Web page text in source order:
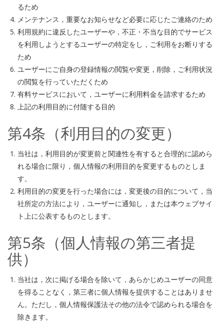
るため
メンテナンス，重要なお知らせなど必要に応じたご連絡のため
利用規約に違反したユーザーや，不正・不当な目的でサービス
を利用しようとするユーザーの特定をし，ご利用をお断りする
ため
ユーザーにご自身の登録情報の閲覧や変更，削除，ご利用状況
の閲覧を行っていただくため
有料サービスにおいて，ユーザーに利用料金を請求するため
上記の利用目的に付随する目的
第4条（利用目的の変更）
当社は，利用目的が変更前と関連性を有すると合理的に認めら
れる場合に限り，個人情報の利用目的を変更するものとしま
す。
利用目的の変更を行った場合には，変更後の目的について，当
社所定の方法により，ユーザーに通知し，または本ウェブサイ
ト上に公表するものとします。
第5条（個人情報の第三者提
供）
当社は，次に掲げる場合を除いて，あらかじめユーザーの同意
を得ることなく，第三者に個人情報を提供することはありませ
ん。ただし，個人情報保護法その他の法令で認められる場合を
除きます。